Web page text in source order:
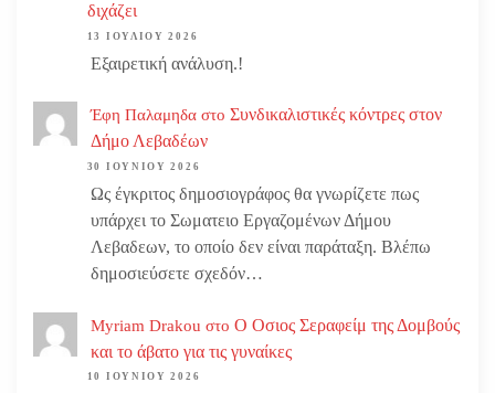
διχάζει
13 ΙΟΥΛΊΟΥ 2026
Εξαιρετική ανάλυση.!
Έφη Παλαμηδα στο Συνδικαλιστικές κόντρες στον
Δήμο Λεβαδέων
30 ΙΟΥΝΊΟΥ 2026
Ως έγκριτος δημοσιογράφος θα γνωρίζετε πως
υπάρχει το Σωματειο Εργαζομένων Δήμου
Λεβαδεων, το οποίο δεν είναι παράταξη. Βλέπω
δημοσιεύσετε σχεδόν…
Myriam Drakou στο Ο Οσιος Σεραφείμ της Δομβούς
και το άβατο για τις γυναίκες
10 ΙΟΥΝΊΟΥ 2026